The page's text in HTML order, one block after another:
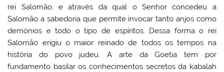
rei Salomão, e através da qual o Senhor concedeu a
Salomão a sabedoria que permite invocar tanto anjos como
demónios e todo o tipo de espíritos. Dessa forma o rei
Salomão erigiu o maior reinado de todos os tempos na
história do povo judeu. A arte da Goetia tem por
fundamento basilar os conhecimentos secretos da kabalah